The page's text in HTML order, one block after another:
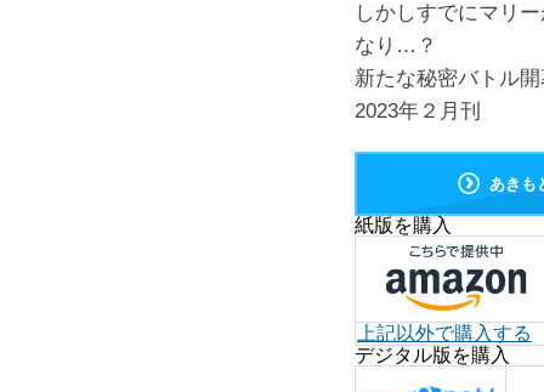
しかしすでにマリ
なり…？
新たな秘密バトル
2023年２月刊
あきも
紙版を購入
上記以外で購入する
デジタル版を購入